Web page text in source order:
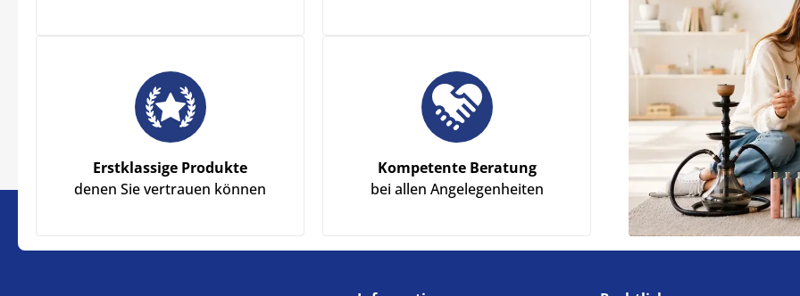
Erstklassige Produkte
denen Sie vertrauen können
Kompetente Beratung
bei allen Angelegenheiten